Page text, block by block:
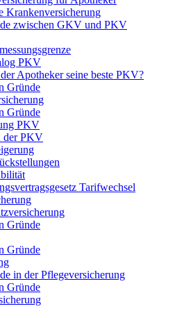
Krankenversicherung
zwischen GKV und PKV
PKV
Apotheker seine beste PKV?
Gründe
Gründe
PKV
der PKV
Tarifwechsel
Gründe
Gründe
in der Pflegeversicherung
Gründe